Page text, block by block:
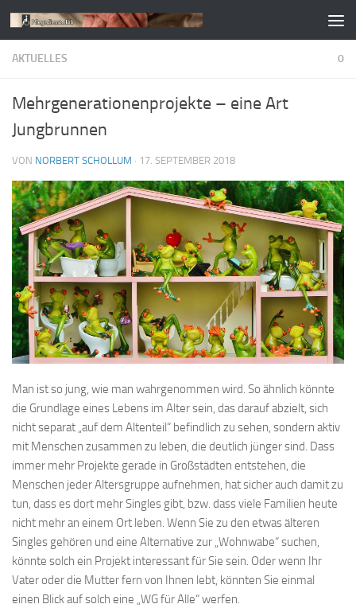
Zum Inhalt springen
AKTUELLES 0
Mehrgenerationenprojekte – eine Art
Jungbrunnen
VON NORBERT SCHOLLUM · 17. SEPTEMBER 2018
Man ist so jung, wie man wahrgenommen wird. So ähnlich könnte
die Grundlage eines Lebens im Alter sein, das darauf abzielt, sich
nicht separat „auf dem Altenteil“ befindlich zu sehen, sondern aktiv
mit Menschen zusammen zu leben, die deutlich jünger sind. Dass
immer mehr Projekte gerade in Großstädten entstehen, die
Menschen jeder Altersgruppe aufnehmen, hat sicher auch damit zu
tun, dass es dort mehr Singles gibt, bzw. dass viele Familien heute
nicht mehr an einem Ort leben. Wenn Sie zu den etwas älteren
Singles gehören und eine Alternative zur „Wohnwabe“ suchen,
könnte solch ein Projekt interessant für Sie sein. Oder wenn Ihr
Vater oder die Mutter fern von Ihnen lebt, könnten Sie einmal
einen Blick auf solch eine „WG für Alle“ werfen.